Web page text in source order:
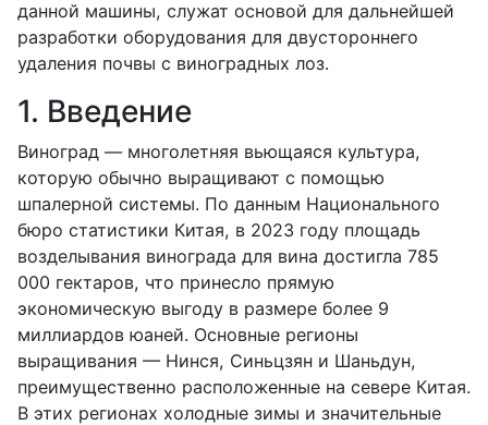
данной машины, служат основой для дальнейшей
разработки оборудования для двустороннего
удаления почвы с виноградных лоз.
1. Введение
Виноград — многолетняя вьющаяся культура,
которую обычно выращивают с помощью
шпалерной системы. По данным Национального
бюро статистики Китая, в 2023 году площадь
возделывания винограда для вина достигла 785
000 гектаров, что принесло прямую
экономическую выгоду в размере более 9
миллиардов юаней. Основные регионы
выращивания — Нинся, Синьцзян и Шаньдун,
преимущественно расположенные на севере Китая.
В этих регионах холодные зимы и значительные